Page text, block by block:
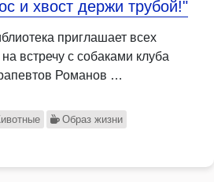
и хвост держи трубой!"
приглашает всех
встречу с собаками клуба
Романов …
Образ жизни